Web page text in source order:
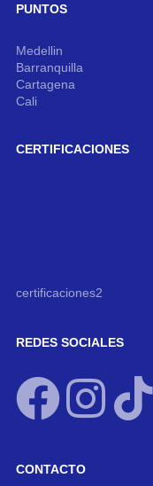
PUNTOS
Medellin
Barranquilla
Cartagena
Cali
CERTIFICACIONES
certificaciones2
REDES SOCIALES
CONTACTO